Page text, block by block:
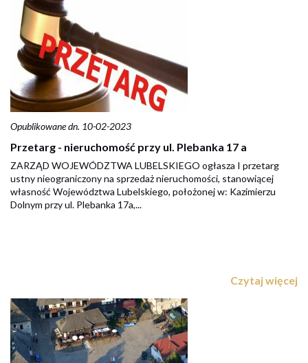
Opublikowane dn. 10-02-2023
Przetarg - nieruchomość przy ul. Plebanka 17 a
ZARZĄD WOJEWÓDZTWA LUBELSKIEGO ogłasza I przetarg
ustny nieograniczony na sprzedaż nieruchomości, stanowiącej
własność Województwa Lubelskiego, położonej w: Kazimierzu
Dolnym przy ul. Plebanka 17a,...
Czytaj więcej